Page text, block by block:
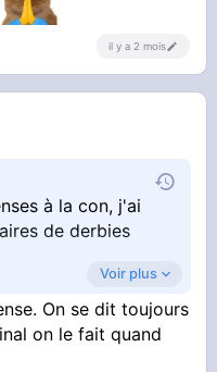
il y a 2 mois
à la con, j'ai
de derbies
Voir plus
On se dit toujours
on le fait quand